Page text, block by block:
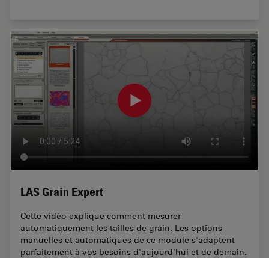
LAS Grain Expert
Cette vidéo explique comment mesurer
automatiquement les tailles de grain. Les options
manuelles et automatiques de ce module s'adaptent
parfaitement à vos besoins d'aujourd'hui et de demain.